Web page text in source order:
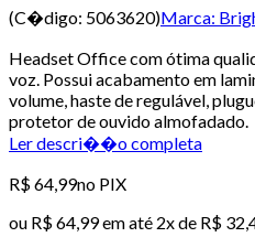
(C�digo: 5063620)Marca:
Headset Office com ótima
voz. Possui acabamento em
volume, haste de regulável,
protetor de ouvido almofadado.
Ler descri��o completa
R$ 64,99no PIX
ou R$ 64,99em até 2x de R$